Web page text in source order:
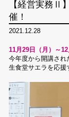
【経営実務Ⅱ
催！
2021.12.28
11月29日（月）～12
今年度から開講さ
生食堂サエラを応援